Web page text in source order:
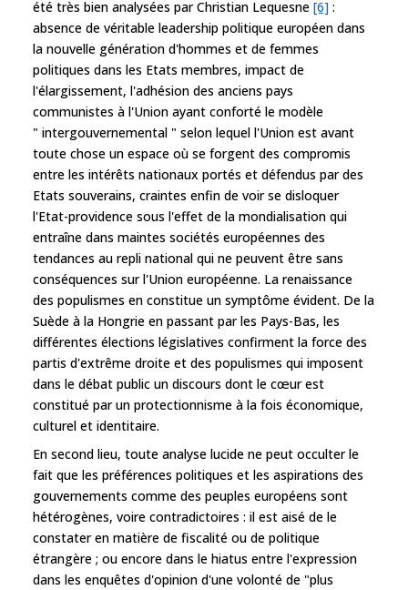
été très bien analysées par Christian Lequesne [6] :
absence de véritable leadership politique européen dans
la nouvelle génération d'hommes et de femmes
politiques dans les Etats membres, impact de
l'élargissement, l'adhésion des anciens pays
communistes à l'Union ayant conforté le modèle
" intergouvernemental " selon lequel l'Union est avant
toute chose un espace où se forgent des compromis
entre les intérêts nationaux portés et défendus par des
Etats souverains, craintes enfin de voir se disloquer
l'Etat-providence sous l'effet de la mondialisation qui
entraîne dans maintes sociétés européennes des
tendances au repli national qui ne peuvent être sans
conséquences sur l'Union européenne. La renaissance
des populismes en constitue un symptôme évident. De la
Suède à la Hongrie en passant par les Pays-Bas, les
différentes élections législatives confirment la force des
partis d'extrême droite et des populismes qui imposent
dans le débat public un discours dont le cœur est
constitué par un protectionnisme à la fois économique,
culturel et identitaire.
En second lieu, toute analyse lucide ne peut occulter le
fait que les préférences politiques et les aspirations des
gouvernements comme des peuples européens sont
hétérogènes, voire contradictoires : il est aisé de le
constater en matière de fiscalité ou de politique
étrangère ; ou encore dans le hiatus entre l'expression
dans les enquêtes d'opinion d'une volonté de "plus